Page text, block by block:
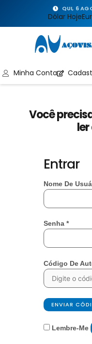
QUI, 6
Dólar Hoje
Minha Conta
Você
Entrar
Nome De
Senha *
Código De
ENVIAR
Lembre-Me